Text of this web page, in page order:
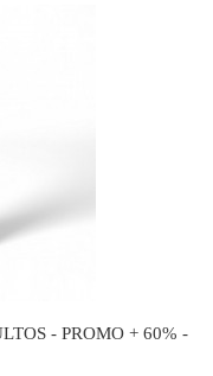
- PROMO + 60% -